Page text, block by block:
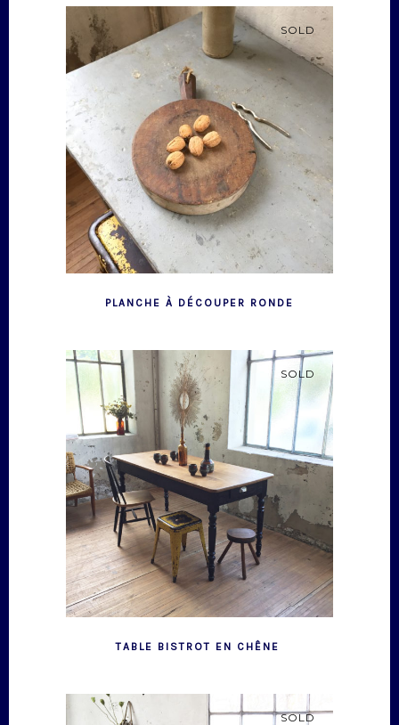
SOLD
PLANCHE À DÉCOUPER RONDE
SOLD
TABLE BISTROT EN CHÊNE
SOLD